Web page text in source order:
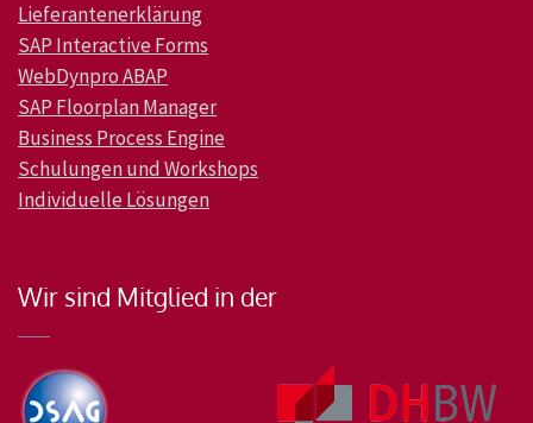
Lieferantenerklärung
SAP Interactive Forms
WebDynpro ABAP
SAP Floorplan Manager
Business Process Engine
Schulungen und Workshops
Individuelle Lösungen
Wir sind Mitglied in der